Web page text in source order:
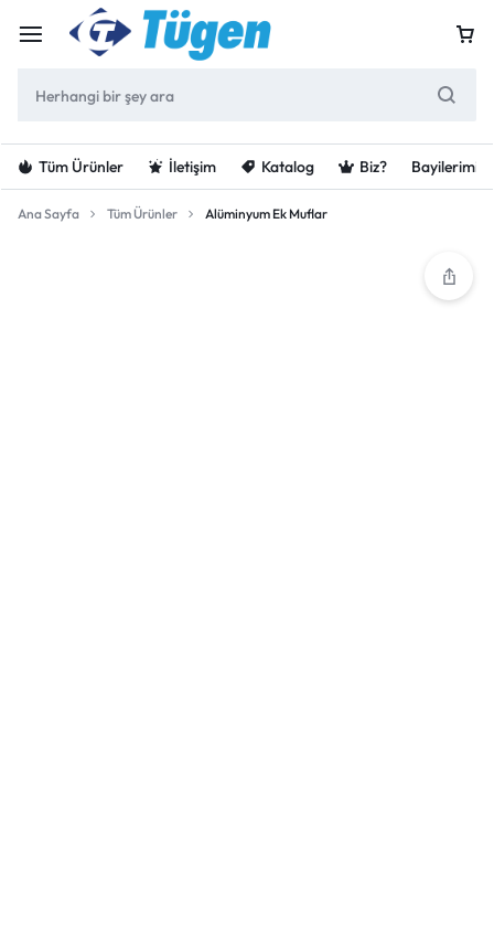
Tüm Ürünler İletişim Katalog Biz? Bayilerimiz
Ana Sayfa Tüm Ürünler Alüminyum Ek Muflar